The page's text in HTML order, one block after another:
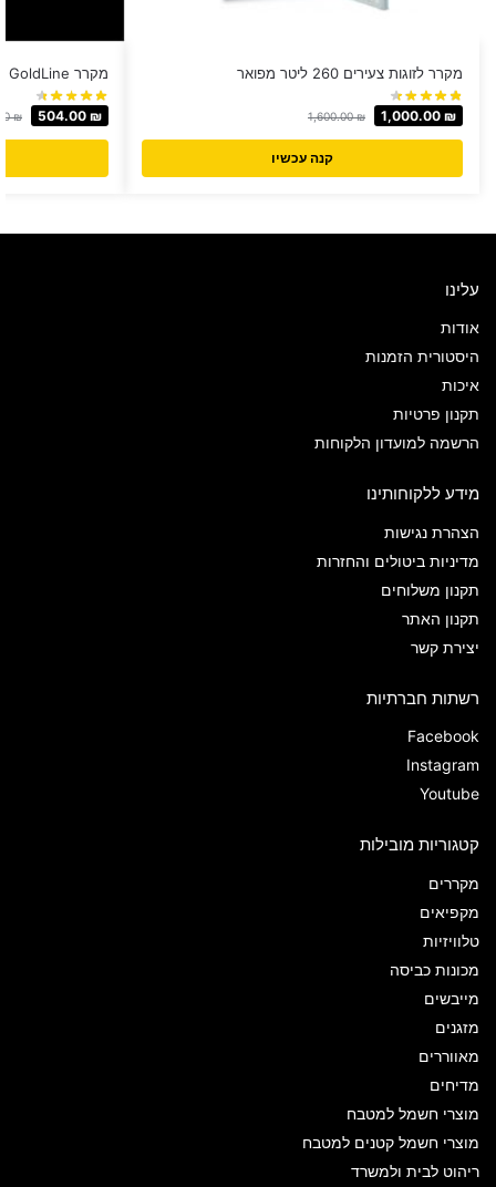
מקרר לזוגות צעירים ‏260 ‏ליטר מפואר
1,600.00₪ 1,000.00 ₪
קנה עכשיו
מקרר GoldLine ‏50 ‏ליטר דגם CB-50
₪ 504.00 ₪
עלינו
אודות
היסטורית הזמנות
איכות
תקנון פרטיות
הרשמה למועדון הלקוחות
מידע ללקוחותינו
הצהרת נגישות
מדיניות ביטולים והחזרות
תקנון משלוחים
תקנון האתר
יצירת קשר
רשתות חברתיות
Facebook
Instagram
Youtube
קטגוריות מובילות
מקררים
מקפיאים
טלוויזיות
מכונות כביסה
מייבשים
מזגנים
מאווררים
מדיחים
מוצרי חשמל למטבח
מוצרי חשמל קטנים למטבח
ריהוט לבית ולמשרד